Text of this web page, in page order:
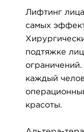
Лифтинг
самых
подтяжке
каждый
красоты.